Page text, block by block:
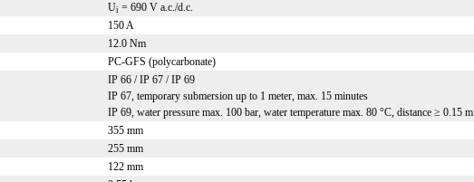
Ui = 690 V a.c./d.c.
150 A
12.0 Nm
PC-GFS (polycarbonate)
IP 66 / IP 67 / IP 69
IP 67, temporary submersion up to 1 meter, max. 15 minutes
IP 69, water pressure max. 100 bar, water temperature max. 80 °C, distance ≥ 0.15 m
355 mm
255 mm
122 mm